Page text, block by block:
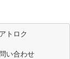
アトロク
い合わせ